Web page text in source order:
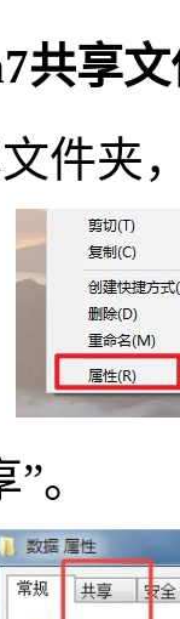
享文
夹，
。